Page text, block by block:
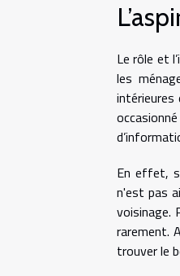
Le rôle et
les
En effet,
n'est pas
voisinage.
rarement.
trouver le